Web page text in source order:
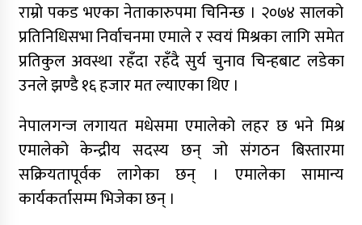
राम्रो पकड भएका नेताकारुपमा चिनिन्छ । २०७४ सालको
प्रतिनिधिसभा निर्वाचनमा एमाले र स्वयं मिश्रका लागि समेत
प्रतिकुल अवस्था रहँदा रहँदै सुर्य चुनाव चिन्हबाट लडेका
उनले झण्डै १६ हजार मत ल्याएका थिए ।
नेपालगन्ज लगायत मधेसमा एमालेको लहर छ भने मिश्र
एमालेको केन्द्रीय सदस्य छन् जो संगठन बिस्तारमा
सक्रियतापूर्वक लागेका छन् । एमालेका सामान्य
कार्यकर्तासम्म भिजेका छन् ।